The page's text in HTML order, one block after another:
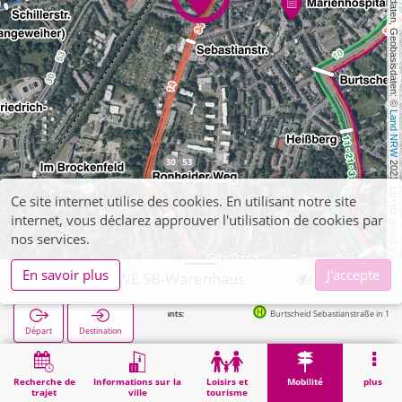
, Kartendaten, Geobasisdaten: ©
Land NRW
2021, Lizenz
dl-de/by-2-0
Recherche de
trajet
Informations sur la
ville
Loisirs et
tourisme
Mobilité plus
Aachen, REWE SB-Warenhaus
Départ Destination
Burtscheid Sebastianstraße in 167m
Démarrage Vente de billets Aachen, REWE SB-Warenhaus
Ce site internet utilise des cookies. En utilisant notre site
internet, vous déclarez approuver l'utilisation de cookies par
nos services.
En savoir plus
J'accepte